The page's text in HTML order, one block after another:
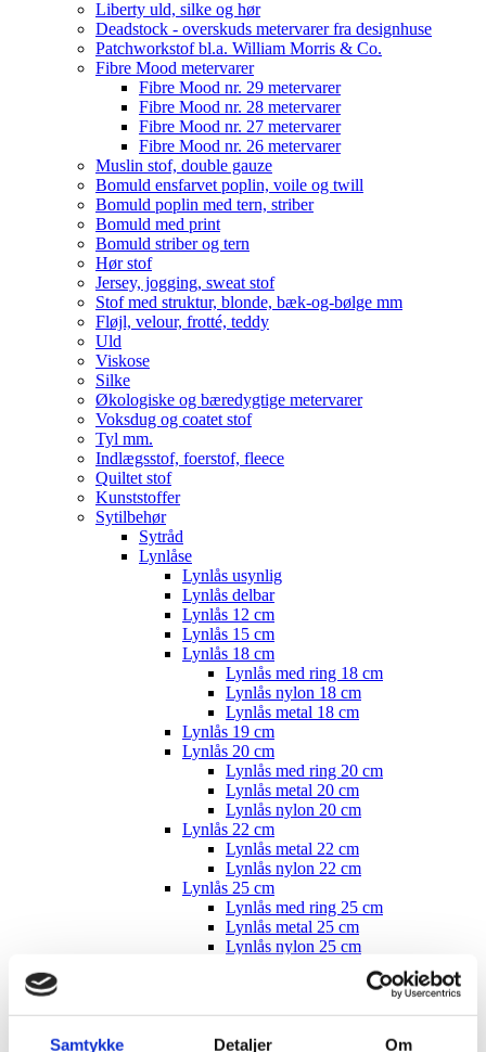
Samtykke Detaljer Om
Liberty uld, silke og hør
Deadstock - overskuds metervarer fra designhuse
Patchworkstof bl.a. William Morris & Co.
Fibre Mood metervarer
Fibre Mood nr. 29 metervarer
Fibre Mood nr. 28 metervarer
Fibre Mood nr. 27 metervarer
Fibre Mood nr. 26 metervarer
Muslin stof, double gauze
Bomuld ensfarvet poplin, voile og twill
Bomuld poplin med tern, striber
Bomuld med print
Bomuld striber og tern
Hør stof
Jersey, jogging, sweat stof
Stof med struktur, blonde, bæk-og-bølge mm
Fløjl, velour, frotté, teddy
Uld
Viskose
Silke
Økologiske og bæredygtige metervarer
Voksdug og coatet stof
Tyl mm.
Indlægsstof, foerstof, fleece
Quiltet stof
Kunststoffer
Sytilbehør
Sytråd
Lynlåse
Lynlås usynlig
Lynlås delbar
Lynlås 12 cm
Lynlås 15 cm
Lynlås 18 cm
Lynlås med ring 18 cm
Lynlås nylon 18 cm
Lynlås metal 18 cm
Lynlås 19 cm
Lynlås 20 cm
Lynlås med ring 20 cm
Lynlås metal 20 cm
Lynlås nylon 20 cm
Lynlås 22 cm
Lynlås metal 22 cm
Lynlås nylon 22 cm
Lynlås 25 cm
Lynlås med ring 25 cm
Lynlås metal 25 cm
Lynlås nylon 25 cm
Lynlås med ring nylon 25 cm
Lynlås metal 30 cm